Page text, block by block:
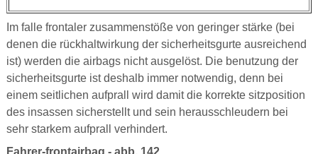
Im falle frontaler zusammenstöße von geringer stärke (bei
denen die rückhaltwirkung der sicherheitsgurte ausreichend
ist) werden die airbags nicht ausgelöst. Die benutzung der
sicherheitsgurte ist deshalb immer notwendig, denn bei
einem seitlichen aufprall wird damit die korrekte sitzposition
des insassen sicherstellt und sein herausschleudern bei
sehr starkem aufprall verhindert.
Fahrer-frontairbag - abb. 142